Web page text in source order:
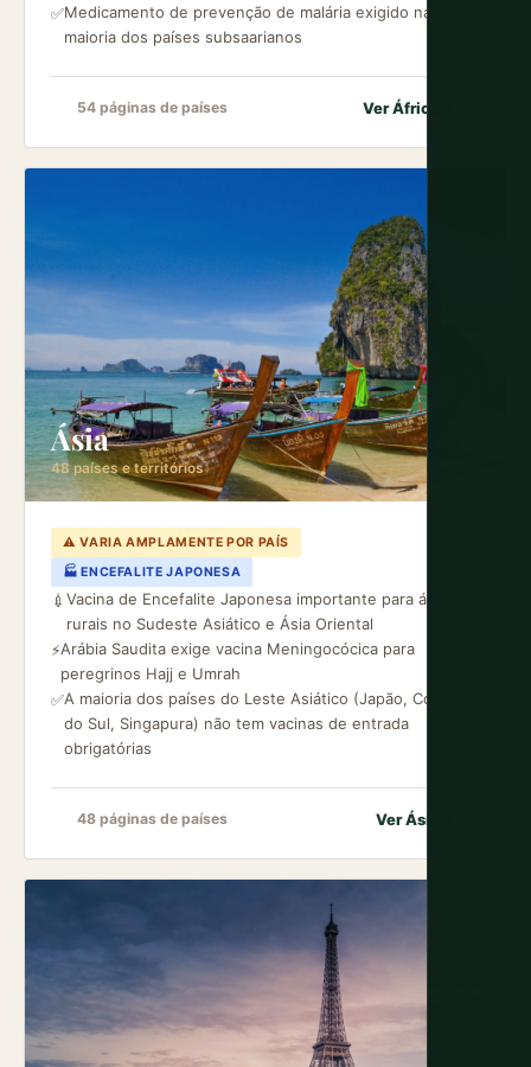
✅Medicamento de prevenção de malária exigido na
maioria dos países subsaarianos
54 páginas de países Ver África
Ásia
48 países e territórios
⚠ VARIA AMPLAMENTE POR PAÍS
🏭 ENCEFALITE JAPONESA
💉 Vacina de Encefalite Japonesa importante para áreas
rurais no Sudeste Asiático e Ásia Oriental
⚡Arábia Saudita exige vacina Meningocócica para
peregrinos Hajj e Umrah
✅A maioria dos países do Leste Asiático (Japão, Coreia
do Sul, Singapura) não tem vacinas de entrada
obrigatórias
48 páginas de países Ver Ásia